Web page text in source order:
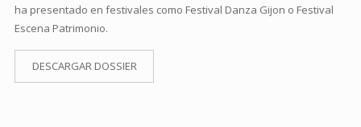
ha presentado en festivales como Festival Danza Gijon o Festival
Escena Patrimonio.
DESCARGAR DOSSIER